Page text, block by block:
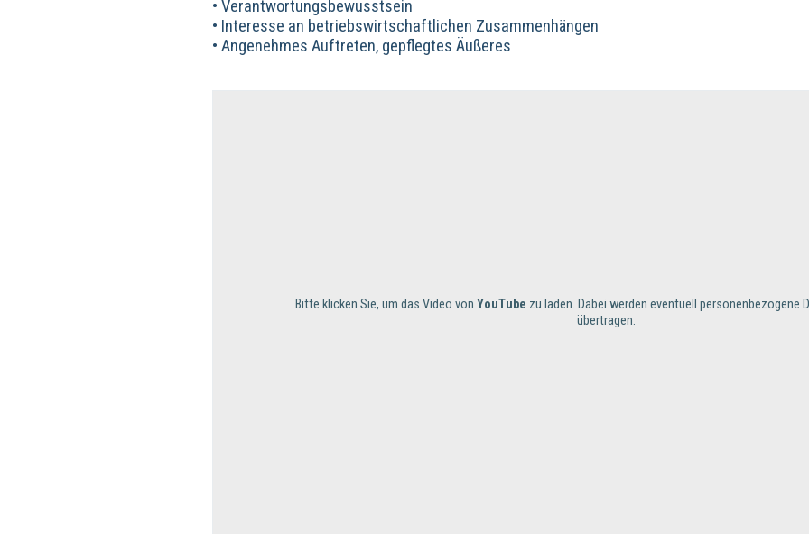
• Verantwortungsbewusstsein
• Interesse an betriebswirtschaftlichen Zusammenhängen
• Angenehmes Auftreten, gepflegtes Äußeres
Bitte klicken Sie, um das Video vonYouTube zu laden. Dabei werden eventuell personenbezogene
übertragen.